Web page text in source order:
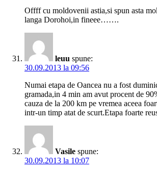
Offff cu moldovenii astia,si spun asta
langa Dorohoi,in fineee…….
leuu spune:
30.09.2013 la 09:56
Numai etapa de Oancea nu a fost
gramada,in 4 min am avut procent de
cauza de la 200 km pe vremea aceea
intr-un timp atat de scurt.Etapa foarte
Vasile spune:
30.09.2013 la 10:07